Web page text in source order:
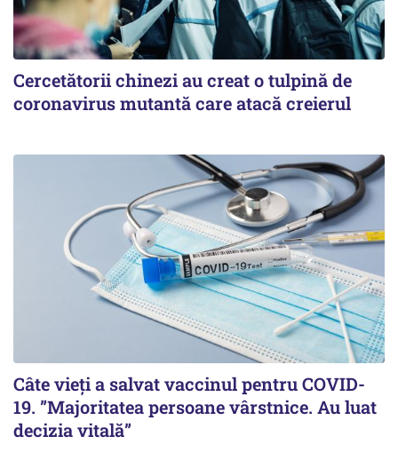
Cercetătorii chinezi au creat o tulpină de
coronavirus mutantă care atacă creierul
Câte vieți a salvat vaccinul pentru COVID-
19. ”Majoritatea persoane vârstnice. Au luat
decizia vitală”